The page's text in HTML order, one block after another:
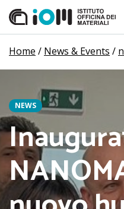
Home / News & Events /
NEWS